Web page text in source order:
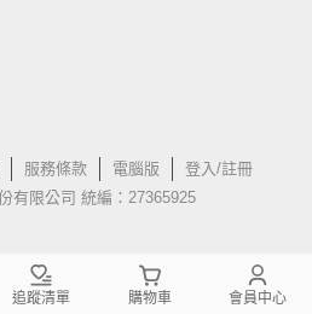
服務條款 電腦版
登入/註冊
有限公司 統編：27365925
追蹤清單 購物車 會員中心